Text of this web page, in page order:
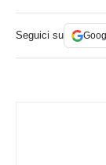
Seguici su